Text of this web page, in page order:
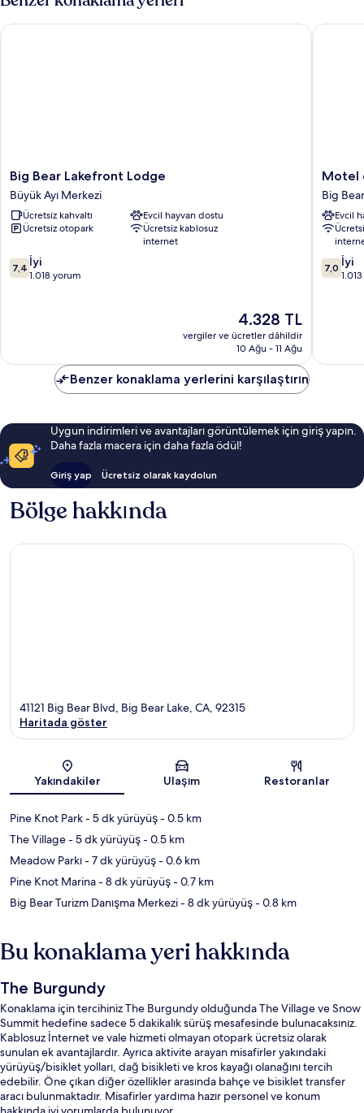
Big
Bear
Lakefront
Lodge
Büyük
Merkezi
Big Bear Lakefront Lodge
Büyük Ayı Merkezi
Ücretsiz kahvaltı
Evcil hayvan dostu
Ücretsiz otopark
Ücretsiz kablosuz
internet
10
üzerinden
7,4 İyi
1.018 yorum
Güncel
fiyat:
4.328 TL
4.328 TL
vergiler ve ücretler dâhildir
10 Ağu - 11 Ağu
Big Bear Lakefront Lodge
Motel
6
Big
Bear
Lake,
Big
Bear
Motel
Big
Evcil
10
7,0 İyi
Motel 6
Benzer konaklama yerlerini karşılaştırın
Uygun indirimleri ve avantajları görüntülemek için giriş yapın.
Daha fazla macera için daha fazla ödül!
Giriş yap Ücretsiz olarak kaydolun
Bölge hakkında
Harita
41121 Big Bear Blvd, Big Bear Lake, CA, 92315
Haritada göster
Yakındakiler Ulaşım Restoranlar
Pine Knot Park- 5 dk yürüyüş- 0.5 km
The Village- 5 dk yürüyüş- 0.5 km
Meadow Parkı- 7 dk yürüyüş- 0.6 km
Pine Knot Marina- 8 dk yürüyüş- 0.7 km
Big Bear Turizm Danışma Merkezi- 8 dk yürüyüş- 0.8 km
Bu konaklama yeri hakkında
The Burgundy
Konaklama için tercihiniz The Burgundy olduğunda The Village ve Snow
Summit hedefine sadece 5 dakikalık sürüş mesafesinde bulunacaksınız.
Kablosuz İnternet ve vale hizmeti olmayan otopark ücretsiz olarak
sunulan ek avantajlardır. Ayrıca aktivite arayan misafirler yakındaki
yürüyüş/bisiklet yolları, dağ bisikleti ve kros kayağı olanağını tercih
edebilir. Öne çıkan diğer özellikler arasında bahçe ve bisiklet transfer
aracı bulunmaktadır. Misafirler yardıma hazır personel ve konum